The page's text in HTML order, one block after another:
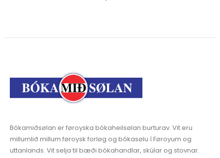
Bókamiðsølan er føroyska bókaheilsølan burturav. Vit eru
millumlið millum føroysk forløg og bókasølu í Føroyum og
uttanlands. Vit selja til bæði bókahandlar, skúlar og stovnar.